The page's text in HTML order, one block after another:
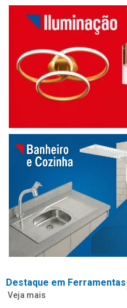
Destaque em Ferramentas
Veja mais